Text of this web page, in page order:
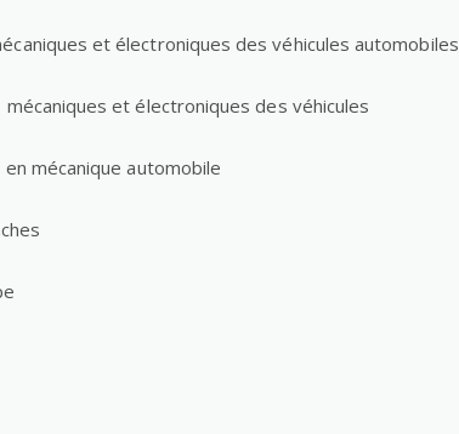
et électroniques des véhicules automobiles
et électroniques des véhicules
mécanique automobile